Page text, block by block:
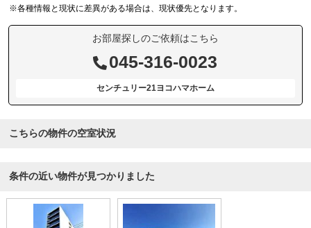
※各種情報と現状に差異がある場合は、現状優先となります。
お部屋探しのご依頼はこちら
045-316-0023
センチュリー21ヨコハマホーム
こちらの物件の空室状況
条件の近い物件が見つかりました